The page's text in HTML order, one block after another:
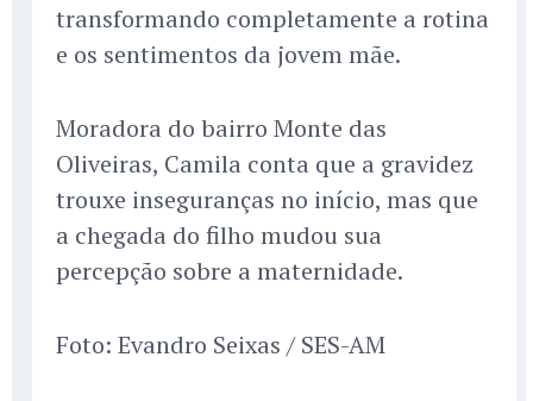
transformando completamente a rotina
e os sentimentos da jovem mãe.
Moradora do bairro Monte das
Oliveiras, Camila conta que a gravidez
trouxe inseguranças no início, mas que
a chegada do filho mudou sua
percepção sobre a maternidade.
Foto: Evandro Seixas / SES-AM